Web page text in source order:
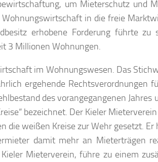
um Mieterschutz und
Wohnungswirtschaft in die freie
erhobene Forderung führte zu
3 Millionen Wohnungen.
im Wohnungswesen. Das
ergehende Rechtsverordnungen
des vorangegangenen Jahres
bezeichnet. Der Kieler
die weißen Kreise zur Wehr gesetzt. Er
damit mehr an Mieterträgen
Mieterverein, führe zu einem